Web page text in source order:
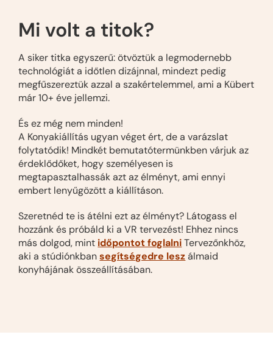
Mi volt a titok?
A siker titka egyszerű: ötvöztük a legmodernebb
technológiát a időtlen dizájnnal, mindezt pedig
megfűszereztük azzal a szakértelemmel, ami a Kübert
már 10+ éve jellemzi.
És ez még nem minden!
A Konyakiállítás ugyan véget ért, de a varázslat
folytatódik! Mindkét bemutatótermünkben várjuk az
érdeklődőket, hogy személyesen is
megtapasztalhassák azt az élményt, ami ennyi
embert lenyűgözött a kiállításon.
Szeretnéd te is átélni ezt az élményt? Látogass el
hozzánk és próbáld ki a VR tervezést! Ehhez nincs
más dolgod, mint időpontot foglalniTervezőnkhöz,
aki a stúdiónkbansegítségedre leszálmaid
konyhájának összeállításában.